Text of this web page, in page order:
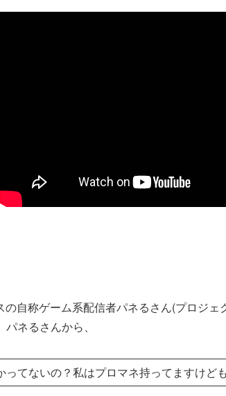
自称ゲーム系配信者パネるさん(プロジェ
ネるさんから、
ってないの？私はプロマネ持ってますけども